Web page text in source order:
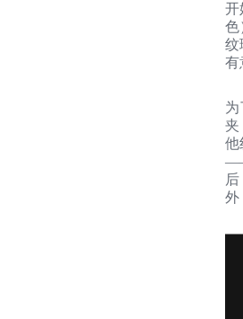
开
色
纹
有
为
夹
他
外